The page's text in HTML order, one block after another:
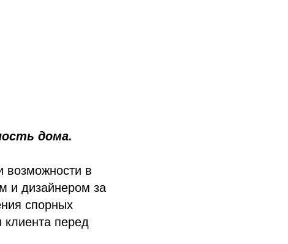
дома.
возможности в
и дизайнером за
спорных
перед